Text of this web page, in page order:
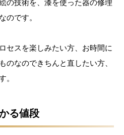
の技術を、漆を使った器の修理
のです。
セスを楽しみたい方、お時間に
のなのできちんと直したい方、
。
る値段